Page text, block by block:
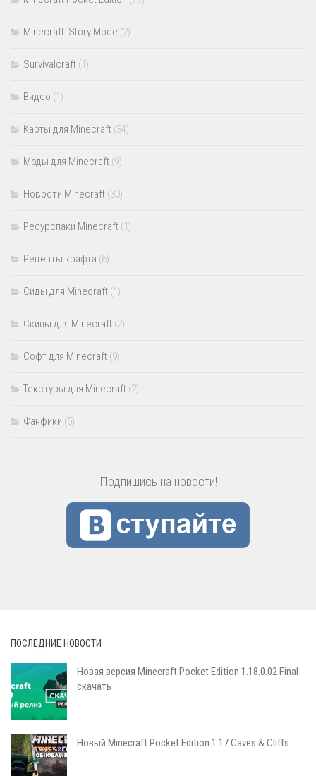
Minecraft: Story Mode (2)
Survivalcraft (1)
Видео (1)
Карты для Minecraft (34)
Моды для Minecraft (9)
Новости Minecraft (30)
Ресурспаки Minecraft (1)
Рецепты крафта (6)
Сиды для Minecraft (1)
Скины для Minecraft (2)
Софт для Minecraft (9)
Текстуры для Minecraft (2)
Фанфики (5)
Подпишись на новости!
ПОСЛЕДНИЕ НОВОСТИ
Новая версия Minecraft Pocket Edition 1.18.0.02 Final
скачать
Новый Minecraft Pocket Edition 1.17 Сaves & Cliffs